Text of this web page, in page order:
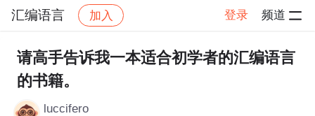
汇编语言 加入 登录 频道
社区 汇编语言 帖子详情
请高手告诉我一本适合初学者的汇编语言
的书籍。
luccifero